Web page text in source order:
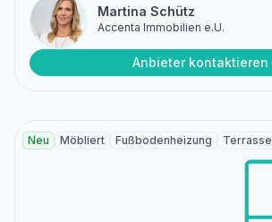
Martina Schütz
Accenta Immobilien e.U.
Anbieter kontaktieren
Neu Möbliert Fußbodenheizung Terrasse